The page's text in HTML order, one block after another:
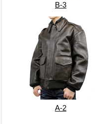
B-3
A-2